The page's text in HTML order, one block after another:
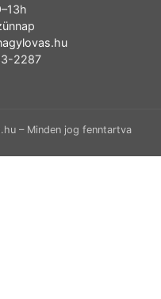
2287
– Minden jog fenntartva